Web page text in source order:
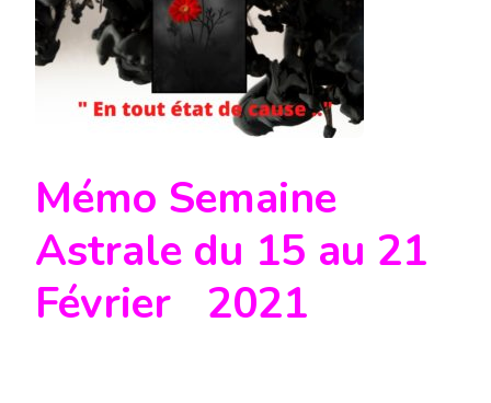
Mémo Semaine
Astrale du 15 au 21
Février 2021